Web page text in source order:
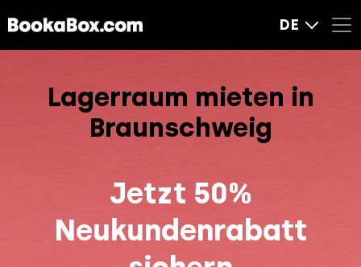
DE
Lagerraum mieten in
Braunschweig
Jetzt 50%
Neukundenrabatt